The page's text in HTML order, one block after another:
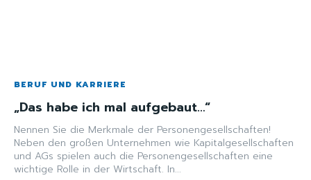
BERUF UND KARRIERE
„Das habe ich mal aufgebaut…“
Nennen Sie die Merkmale der Personengesellschaften!
Neben den großen Unternehmen wie Kapitalgesellschaften
und AGs spielen auch die Personengesellschaften eine
wichtige Rolle in der Wirtschaft. In...